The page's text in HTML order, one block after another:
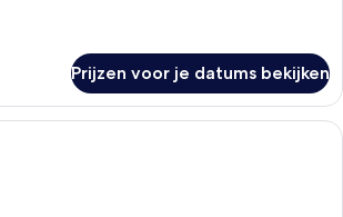
Prijzen voor je datums bekijken